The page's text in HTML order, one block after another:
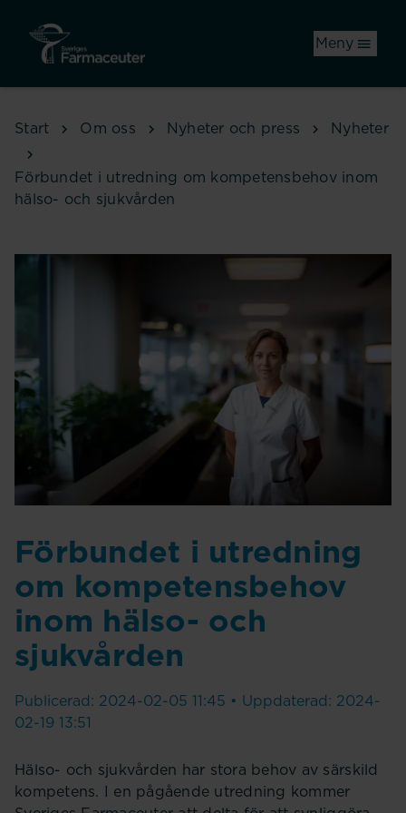
Meny
Start Om oss Nyheter och press Nyheter
Förbundet i utredning om kompetensbehov inom
hälso- och sjukvården
Förbundet i utredning
om kompetensbehov
inom hälso- och
sjukvården
Publicerad: 2024-02-05 11:45 • Uppdaterad: 2024-
02-19 13:51
Hälso- och sjukvården har stora behov av särskild
kompetens. I en pågående utredning kommer